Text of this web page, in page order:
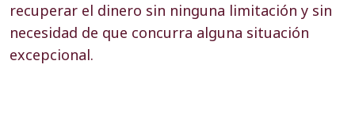
recuperar el dinero sin ninguna limitación y sin
necesidad de que concurra alguna situación
excepcional.